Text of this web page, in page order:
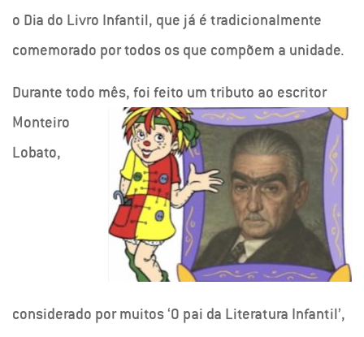
o Dia do Livro Infantil, que já é tradicionalmente
comemorado por todos os que compõem a unidade.
Durante todo mês, foi feito um tributo ao escritor
Monteiro
Lobato,
considerado por muitos ‘O pai da Literatura Infantil’,